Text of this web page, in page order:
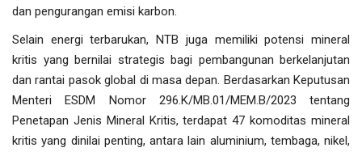
dan pengurangan emisi karbon.
Selain energi terbarukan, NTB juga memiliki potensi mineral
kritis yang bernilai strategis bagi pembangunan berkelanjutan
dan rantai pasok global di masa depan. Berdasarkan Keputusan
Menteri ESDM Nomor 296.K/MB.01/MEM.B/2023 tentang
Penetapan Jenis Mineral Kritis, terdapat 47 komoditas mineral
kritis yang dinilai penting, antara lain aluminium, tembaga, nikel,